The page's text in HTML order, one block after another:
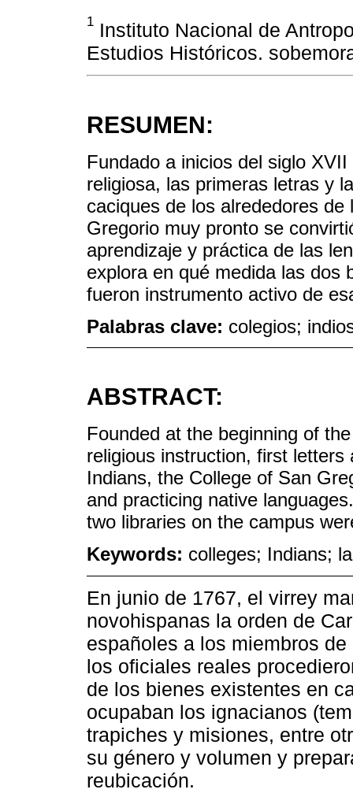
1 Instituto Nacional de
Estudios Históricos.
RESUMEN:
Fundado a inicios del siglo
religiosa, las primeras letras y
caciques de los alrededores
Gregorio muy pronto se
aprendizaje y práctica de las
explora en qué medida las dos
fueron instrumento activo de
Palabras clave: colegios;
ABSTRACT:
Founded at the beginning of
religious instruction, first
Indians, the College of San
and practicing native
two libraries on the campus
Keywords: colleges; Indians;
En junio de 1767, el virrey
novohispanas la orden de
españoles a los miembros
los oficiales reales
de los bienes existentes en
ocupaban los ignacianos
trapiches y misiones, entre
su género y volumen y
reubicación.